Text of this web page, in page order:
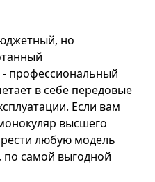
но
профессиональный
в себе передовые
Если вам
высшего
любую модель
самой выгодной